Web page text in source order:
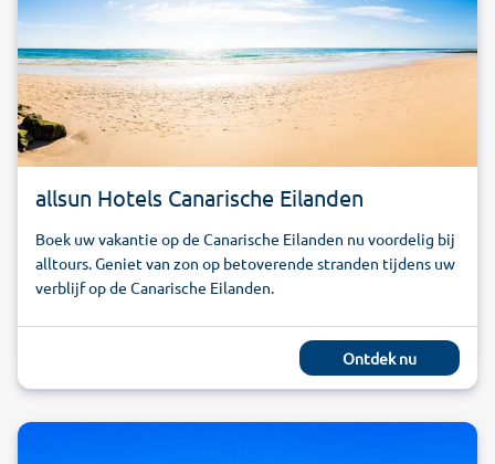
allsun Hotels Canarische Eilanden
Boek uw vakantie op de Canarische Eilanden nu voordelig bij
alltours. Geniet van zon op betoverende stranden tijdens uw
verblijf op de Canarische Eilanden.
Ontdek nu